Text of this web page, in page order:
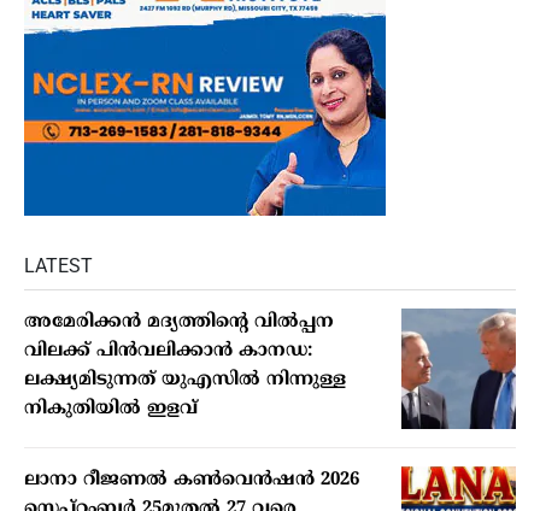
LATEST
അമേരിക്കന്‍ മദ്യത്തിന്റെ വില്‍പ്പന
വിലക്ക് പിന്‍വലിക്കാന്‍ കാനഡ:
ലക്ഷ്യമിടുന്നത് യുഎസില്‍ നിന്നുള്ള
നികുതിയില്‍ ഇളവ്
ലാനാ റീജണല്‍ കണ്‍വെന്‍ഷന്‍ 2026